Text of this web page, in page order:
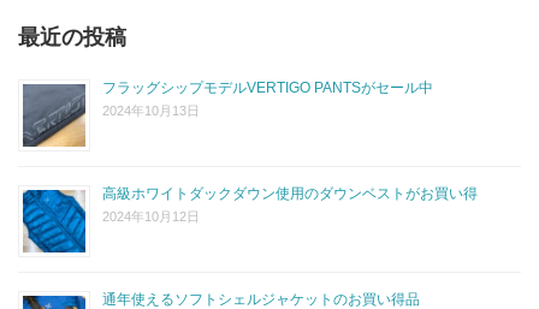
最近の投稿
フラッグシップモデルVERTIGO PANTSがセール中
2024年10月13日
高級ホワイトダックダウン使用のダウンベストがお買い得
2024年10月12日
通年使えるソフトシェルジャケットのお買い得品